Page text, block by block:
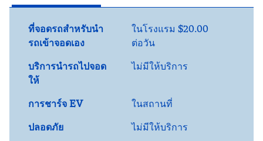
ที่จอดรถสำหรับนำ
รถเข้าจอดเอง
ในโรงแรม $20.00
ต่อวัน
บริการนำรถไปจอด
ให้
ไม่มีให้บริการ
การชาร์จ EV
ในสถานที่
ปลอดภัย
ไม่มีให้บริการ